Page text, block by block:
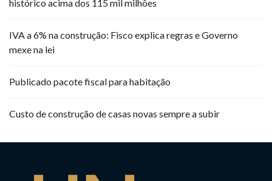
histórico acima dos 115 mil milhões
IVA a 6% na construção: Fisco explica regras e Governo
mexe na lei
Publicado pacote fiscal para habitação
Custo de construção de casas novas sempre a subir